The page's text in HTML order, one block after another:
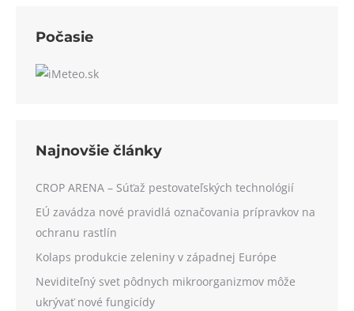
Počasie
Najnovšie články
CROP ARENA – Súťaž pestovateľských technológií
EÚ zavádza nové pravidlá označovania prípravkov na
ochranu rastlín
Kolaps produkcie zeleniny v západnej Európe
Neviditeľný svet pôdnych mikroorganizmov môže
ukrývať nové fungicídy